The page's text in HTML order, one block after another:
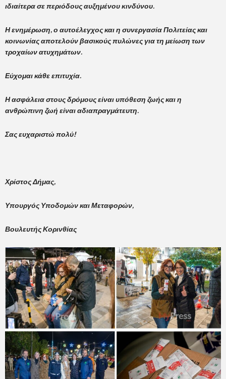
ιδιαίτερα σε περιόδους αυξημένου κινδύνου.
Η ενημέρωση, ο αυτοέλεγχος και η συνεργασία Πολιτείας και
κοινωνίας αποτελούν βασικούς πυλώνες για τη μείωση των
τροχαίων ατυχημάτων.
Εύχομαι κάθε επιτυχία.
Η ασφάλεια στους δρόμους είναι υπόθεση ζωής και η
ανθρώπινη ζωή είναι αδιαπραγμάτευτη.
Σας ευχαριστώ πολύ!
Χρίστος Δήμας,
Υπουργός Υποδομών και Μεταφορών,
Βουλευτής Κορινθίας